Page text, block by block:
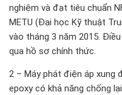
nghiệm và đạt tiêu chuẩn
METU (Đại học Kỹ thuật
vào tháng 3 năm 2015.
qua hồ sơ chính thức.
2 – Máy phát điện áp xung
epoxy có khả năng chống